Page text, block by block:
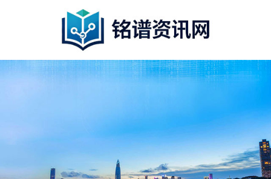
输卵管堵塞是什么原因引起的有哪些表现
女性输卵管堵塞必须做手术才能怀孕吗
资讯 输卵管堵塞是什么原因引起的？需要检查